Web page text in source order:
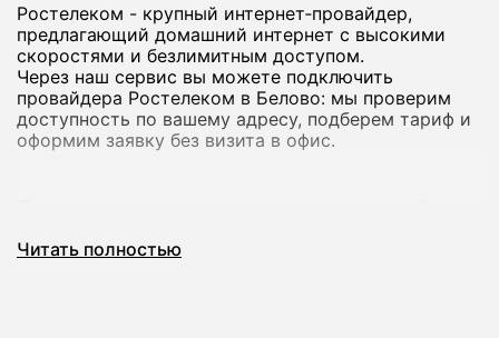
Ростелеком - крупный интернет‑провайдер,
предлагающий домашний интернет с высокими
скоростями и безлимитным доступом.
Через наш сервис вы можете подключить
провайдера Ростелеком в Белово: мы проверим
доступность по вашему адресу, подберем тариф и
оформим заявку без визита в офис.
Читать полностью